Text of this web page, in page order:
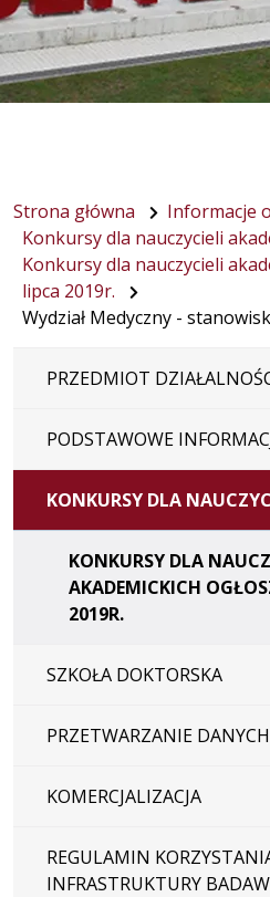
Strona główna
Informacje
Konkursy dla nauczycieli
Konkursy dla nauczycieli
lipca 2019r.
Wydział Medyczny -
PRZEDMIOT
PODSTAWOWE
KONKURSY DLA
KONKURSY DLA
AKADEMICKICH
2019R.
SZKOŁA DOKTORSKA
PRZETWARZANIE
KOMERCJALIZACJA
REGULAMIN
INFRASTRUKTURY